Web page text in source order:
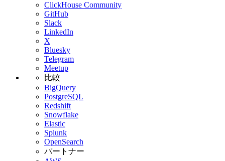
ClickHouse Community
GitHub
Slack
LinkedIn
X
Bluesky
Telegram
Meetup
比較
BigQuery
PostgreSQL
Redshift
Snowflake
Elastic
Splunk
OpenSearch
パートナー